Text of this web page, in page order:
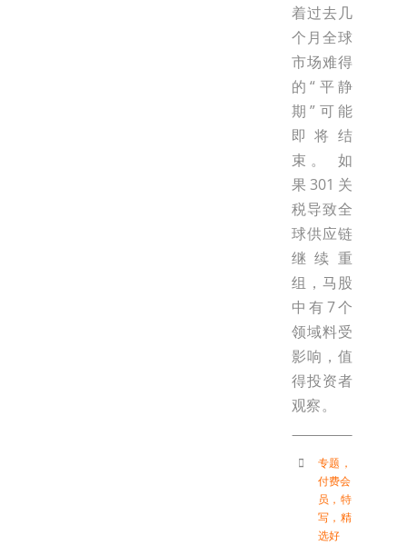
着过去几
个月全球
市场难得
的“平静
期”可能
即将结
束。 如
果301关
税导致全
球供应链
继续重
组，马股
中有7个
领域料受
影响，值
得投资者
观察。
专题 ，
付费会
员 ， 特
写 ， 精
选好